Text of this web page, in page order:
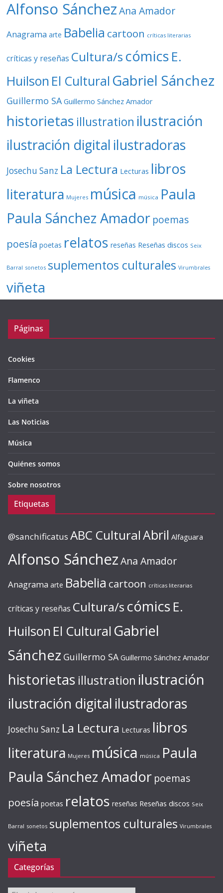
Alfonso Sánchez Ana Amador
Anagrama arte Babelia cartoon críticas literarias
críticas y reseñas Cultura/s cómics E.
Huilson El Cultural Gabriel Sánchez
Guillermo SA Guillermo Sánchez Amador
historietas illustration ilustración
ilustración digital ilustradoras
Josechu Sanz La Lectura Lecturas libros
literatura Mujeres música música Paula
Paula Sánchez Amador poemas
poesía poetas relatos reseñas Reseñas discos Seix
Barral sonetos suplementos culturales Virumbrales
viñeta
Páginas
Cookies
Flamenco
La viñeta
Las Noticias
Música
Quiénes somos
Sobre nosotros
Etiquetas
@sanchificatus ABC CulturalAbril Alfaguara
Alfonso SánchezAna Amador
Anagrama arte Babelia cartoon críticas literarias
críticas y reseñas Cultura/s cómics E.
Huilson El Cultural Gabriel
Sánchez Guillermo SA Guillermo Sánchez Amador
historietas illustration ilustración
ilustración digital ilustradoras
Josechu Sanz La Lectura Lecturas libros
literatura Mujeres música música Paula
Paula Sánchez Amador poemas
poesía poetas relatos reseñas Reseñas discos Seix
Barral sonetos suplementos culturales Virumbrales
viñeta
Categorías